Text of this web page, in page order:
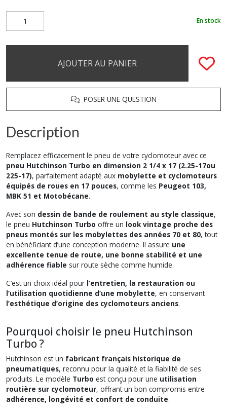
En stock
AJOUTER AU PANIER
POSER UNE QUESTION
Description
Remplacez efficacement le pneu de votre cyclomoteur avec ce
pneu Hutchinson Turbo en dimension 2 1/4 x 17 (2.25-17ou
225-17), parfaitement adapté aux mobylette et cyclomoteurs
équipés de roues en 17 pouces, comme les Peugeot 103,
MBK 51 et Motobécane.
Avec son dessin de bande de roulement au style classique,
le pneu Hutchinson Turbo offre un look vintage proche des
pneus montés sur les mobylettes des années 70 et 80, tout
en bénéficiant d’une conception moderne. Il assure une
excellente tenue de route, une bonne stabilité et une
adhérence fiable sur route sèche comme humide.
C’est un choix idéal pour l’entretien, la restauration ou
l’utilisation quotidienne d’une mobylette, en conservant
l’esthétique d’origine des cyclomoteurs anciens.
Pourquoi choisir le pneu Hutchinson
Turbo ?
Hutchinson est un fabricant français historique de
pneumatiques, reconnu pour la qualité et la fiabilité de ses
produits. Le modèle Turbo est conçu pour une utilisation
routière sur cyclomoteur, offrant un bon compromis entre
adhérence, longévité et confort de conduite.